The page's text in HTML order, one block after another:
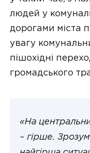
людей у
дорогами міста
увагу
пішохідні
громадського
«На
– гірше.